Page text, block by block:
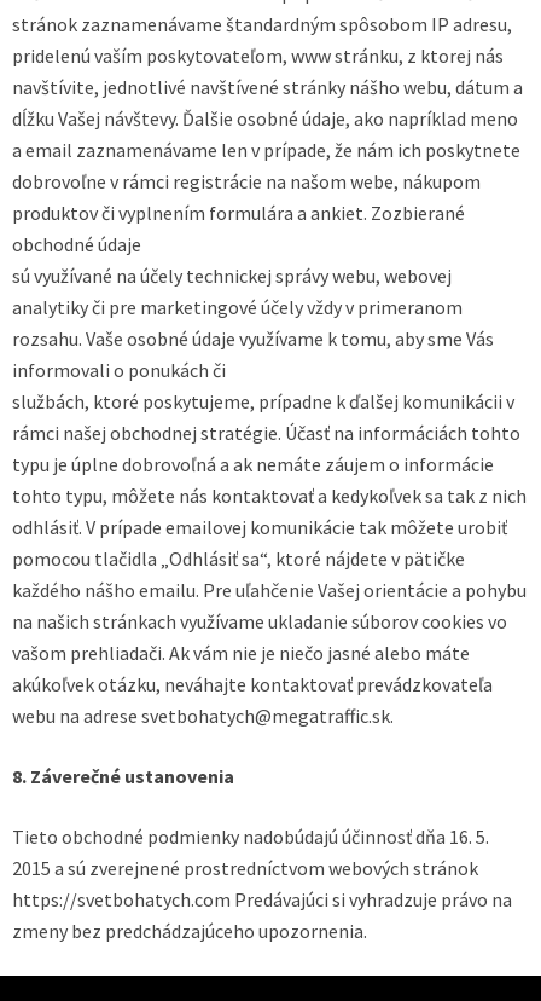
stránok zaznamenávame štandardným spôsobom IP adresu,
pridelenú vaším poskytovateľom, www stránku, z ktorej nás
navštívite, jednotlivé navštívené stránky nášho webu, dátum a
dĺžku Vašej návštevy. Ďalšie osobné údaje, ako napríklad meno
a email zaznamenávame len v prípade, že nám ich poskytnete
dobrovoľne v rámci registrácie na našom webe, nákupom
produktov či vyplnením formulára a ankiet. Zozbierané
obchodné údaje
sú využívané na účely technickej správy webu, webovej
analytiky či pre marketingové účely vždy v primeranom
rozsahu. Vaše osobné údaje využívame k tomu, aby sme Vás
informovali o ponukách či
službách, ktoré poskytujeme, prípadne k ďalšej komunikácii v
rámci našej obchodnej stratégie. Účasť na informáciách tohto
typu je úplne dobrovoľná a ak nemáte záujem o informácie
tohto typu, môžete nás kontaktovať a kedykoľvek sa tak z nich
odhlásiť. V prípade emailovej komunikácie tak môžete urobiť
pomocou tlačidla „Odhlásiť sa“, ktoré nájdete v pätičke
každého nášho emailu. Pre uľahčenie Vašej orientácie a pohybu
na našich stránkach využívame ukladanie súborov cookies vo
vašom prehliadači. Ak vám nie je niečo jasné alebo máte
akúkoľvek otázku, neváhajte kontaktovať prevádzkovateľa
webu na adrese svetbohatych@megatraffic.sk.
8. Záverečné ustanovenia
Tieto obchodné podmienky nadobúdajú účinnosť dňa 16. 5.
2015 a sú zverejnené prostredníctvom webových stránok
https://svetbohatych.com Predávajúci si vyhradzuje právo na
zmeny bez predchádzajúceho upozornenia.